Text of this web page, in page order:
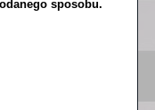
sposobu.